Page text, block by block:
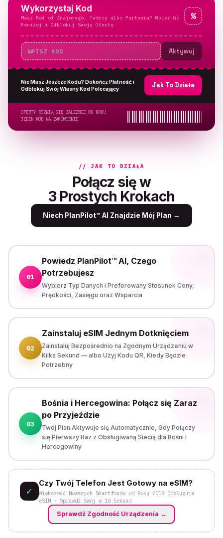
Wykorzystaj Kod
Masz Kod od Znajomego, Twórcy albo Partnera? Wpisz Go
Poniżej i Odblokuj Swoją Ofertę
%
Aktywuj
Nie Masz Jeszcze Kodu? Dokończ Płatność i
Odblokuj Swój Własny Kod Polecający
Jak To Działa
OFERTY RÓŻNIĄ SIĘ ZALEŻNIE OD KODU
JEDEN KOD NA ZAMÓWIENIE
// JAK TO DZIAŁA
Połącz się w
3 Prostych Krokach
Niech PlanPilot™ AI Znajdzie Mój Plan →
01
Powiedz PlanPilot™ AI, Czego
Potrzebujesz
Wybierz Typ Danych i Preferowany Stosunek Ceny,
Prędkości, Zasięgu oraz Wsparcia
02
Zainstaluj eSIM Jednym Dotknięciem
Zainstaluj Bezpośrednio na Zgodnym Urządzeniu w
Kilka Sekund — albo Użyj Kodu QR, Kiedy Będzie
Potrzebny
03
Bośnia i Hercegowina: Połącz się Zaraz
po Przyjeździe
Twój Plan Aktywuje się Automatycznie, Gdy Połączy
się Pierwszy Raz z Obsługiwaną Siecią dla Bośni i
Hercegowiny
✓
Czy Twój Telefon Jest Gotowy na eSIM?
Większość Nowszych Smartfonów od Roku 2018 Obsługuje
eSIM – Sprawdź Swój w 10 Sekund
Sprawdź Zgodność Urządzenia →